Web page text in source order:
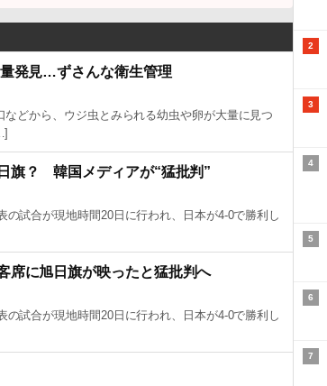
発見…ずさんな衛生管理
どから、ウジ虫とみられる幼虫や卵が大量に見つ
旗？ 韓国メディアが“猛批判”
試合が現地時間20日に行われ、日本が4-0で勝利し
席に旭日旗が映ったと猛批判へ
試合が現地時間20日に行われ、日本が4-0で勝利し
2
3
4
5
6
7